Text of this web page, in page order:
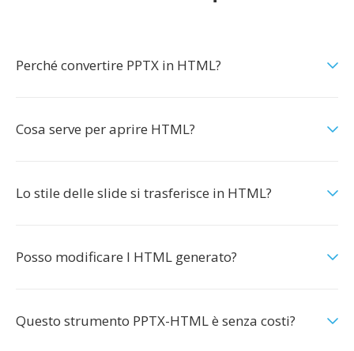
Perché convertire PPTX in HTML?
Cosa serve per aprire HTML?
Lo stile delle slide si trasferisce in HTML?
Posso modificare l HTML generato?
Questo strumento PPTX-HTML è senza costi?